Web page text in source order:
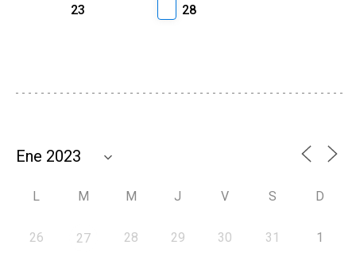
23
28
L M M J V S D
26 27 28 29 30 31 1